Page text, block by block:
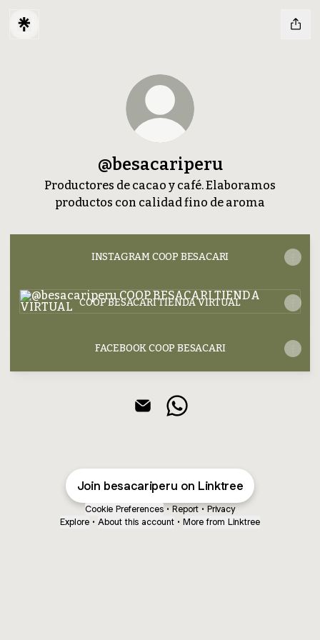
@besacariperu
Productores de cacao y café. Elaboramos
productos con calidad fino de aroma
INSTAGRAM COOP BESACARI
COOP BESACARI TIENDA VIRTUAL
FACEBOOK COOP BESACARI
Join besacariperu on Linktree
Cookie Preferences • Report • Privacy
Explore • About this account • More from Linktree